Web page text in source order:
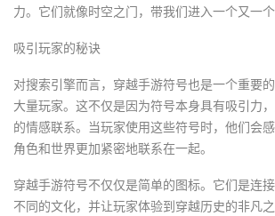
力。它们就像时空之门，带我们进入一个又一个
吸引玩家的秘诀
对搜索引擎而言，穿越手游符号也是一个重要
大量玩家。这不仅是因为符号本身具有吸引力
的情感联系。当玩家使用这些符号时，他们会
角色和世界更加紧密地联系在一起。
穿越手游符号不仅仅是简单的图标。它们是连
不同的文化，并让玩家体验到穿越历史的非凡